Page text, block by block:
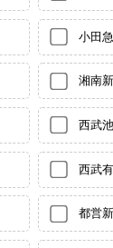
小田
湘南
西武
西武
都営